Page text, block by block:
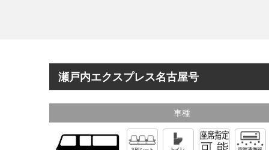
瀬戸内エクスプレス名古屋号
車種